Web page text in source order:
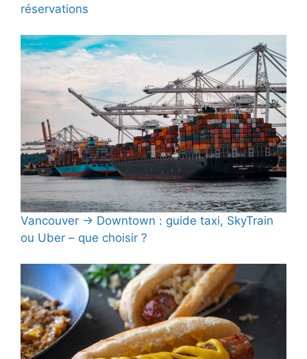
réservations
Vancouver → Downtown : guide taxi, SkyTrain
ou Uber – que choisir ?